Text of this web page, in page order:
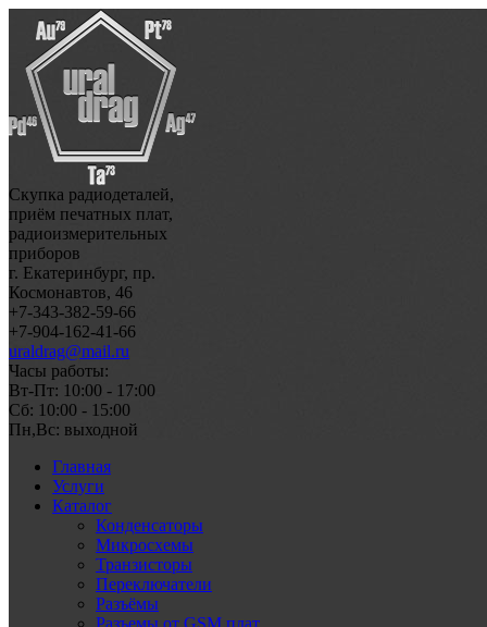
Скупка радиодеталей,
приём печатных плат,
радиоизмерительных
приборов
г. Екатеринбург, пр.
Космонавтов, 46
+7-343-382-59-66
+7-904-162-41-66
uraldrag@mail.ru
Часы работы:
Вт-Пт: 10:00 - 17:00
Сб: 10:00 - 15:00
Пн,Вс: выходной
Главная
Услуги
Каталог
Конденсаторы
Микросхемы
Транзисторы
Переключатели
Разъёмы
Разъемы от GSM плат